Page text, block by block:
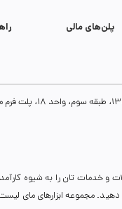
پلن‌های مالی
خدمات تان را به شیوه
دهید. مجموعه ابزارهای مای